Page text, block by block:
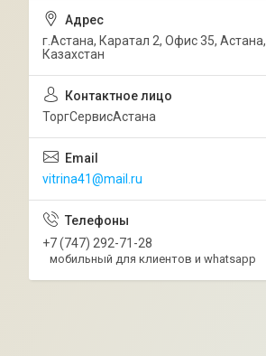
г.Астана, Каратал 2, Офис 35, Астана,
Казахстан
ТоргСервисАстана
vitrina41@mail.ru
+7 (747) 292-71-28
мобильный для клиентов и whatsapp